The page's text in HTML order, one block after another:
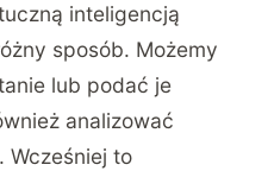
inteligencją
sposób. Możemy
lub podać je
analizować
Wcześniej to